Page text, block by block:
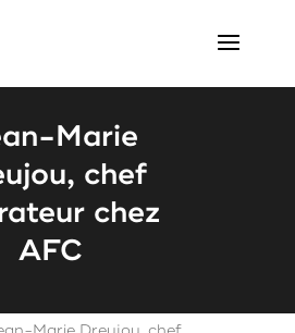
Marie
chef
chez
AFC